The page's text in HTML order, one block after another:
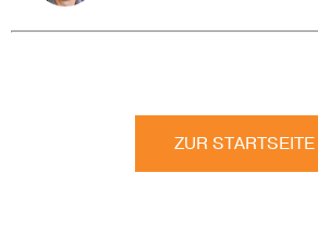
ZUR STARTSEITE